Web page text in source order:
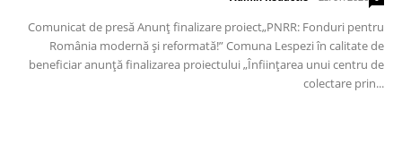
Comunicat de presă Anunț finalizare proiect„PNRR: Fonduri pentru
România modernă și reformată!” Comuna Lespezi în calitate de
beneficiar anunță finalizarea proiectului „Înființarea unui centru de
colectare prin...